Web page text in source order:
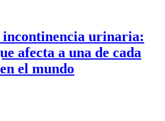
incontinencia urinaria:
afecta a una de cada
el mundo